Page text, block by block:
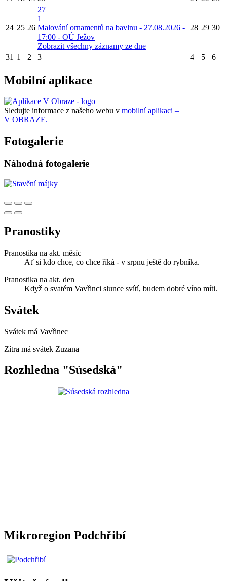
24 25 26
27
1
Malování ornamentů na bavlnu - 27.08.2026 -
17:00 - OÚ Ježov
Zobrazit všechny záznamy ze dne
28 29 30
31 1 2 3 4 5 6
Mobilní aplikace
Sledujte informace z našeho webu v mobilní aplikaci –
V OBRAZE.
Fotogalerie
Náhodná fotogalerie
Pranostiky
Pranostika na akt. měsíc
Ať si kdo chce, co chce říká - v srpnu ještě do rybníka.
Pranostika na akt. den
Když o svatém Vavřinci slunce svítí, budem dobré víno míti.
Svátek
Svátek má Vavřinec
Zítra má svátek Zuzana
Rozhledna "Súsedská"
Mikroregion Podchřibí